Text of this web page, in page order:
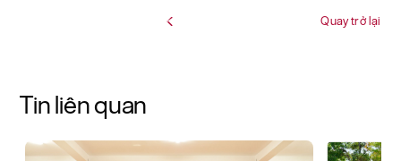
Quay trở lại
Tin liên quan